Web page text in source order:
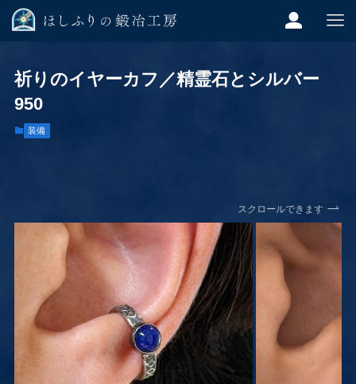
祈りのイヤーカフ／精霊石とシルバー
950
装備
スクロールできます